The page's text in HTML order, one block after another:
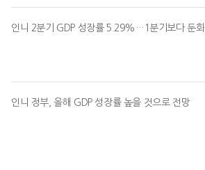
인니 2분기 GDP 성장률 5.29%…1분기보다 둔화
인니 정부, 올해 GDP 성장률 높을 것으로 전망